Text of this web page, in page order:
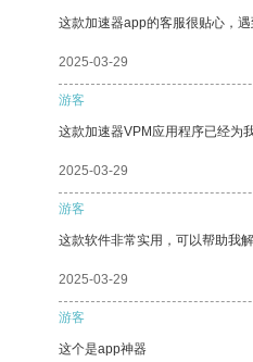
这款加速器app的客服很贴心，
2025-03-29
游客
这款加速器VPM应用程序已经为
2025-03-29
游客
这款软件非常实用，可以帮助我
2025-03-29
游客
这个是app神器